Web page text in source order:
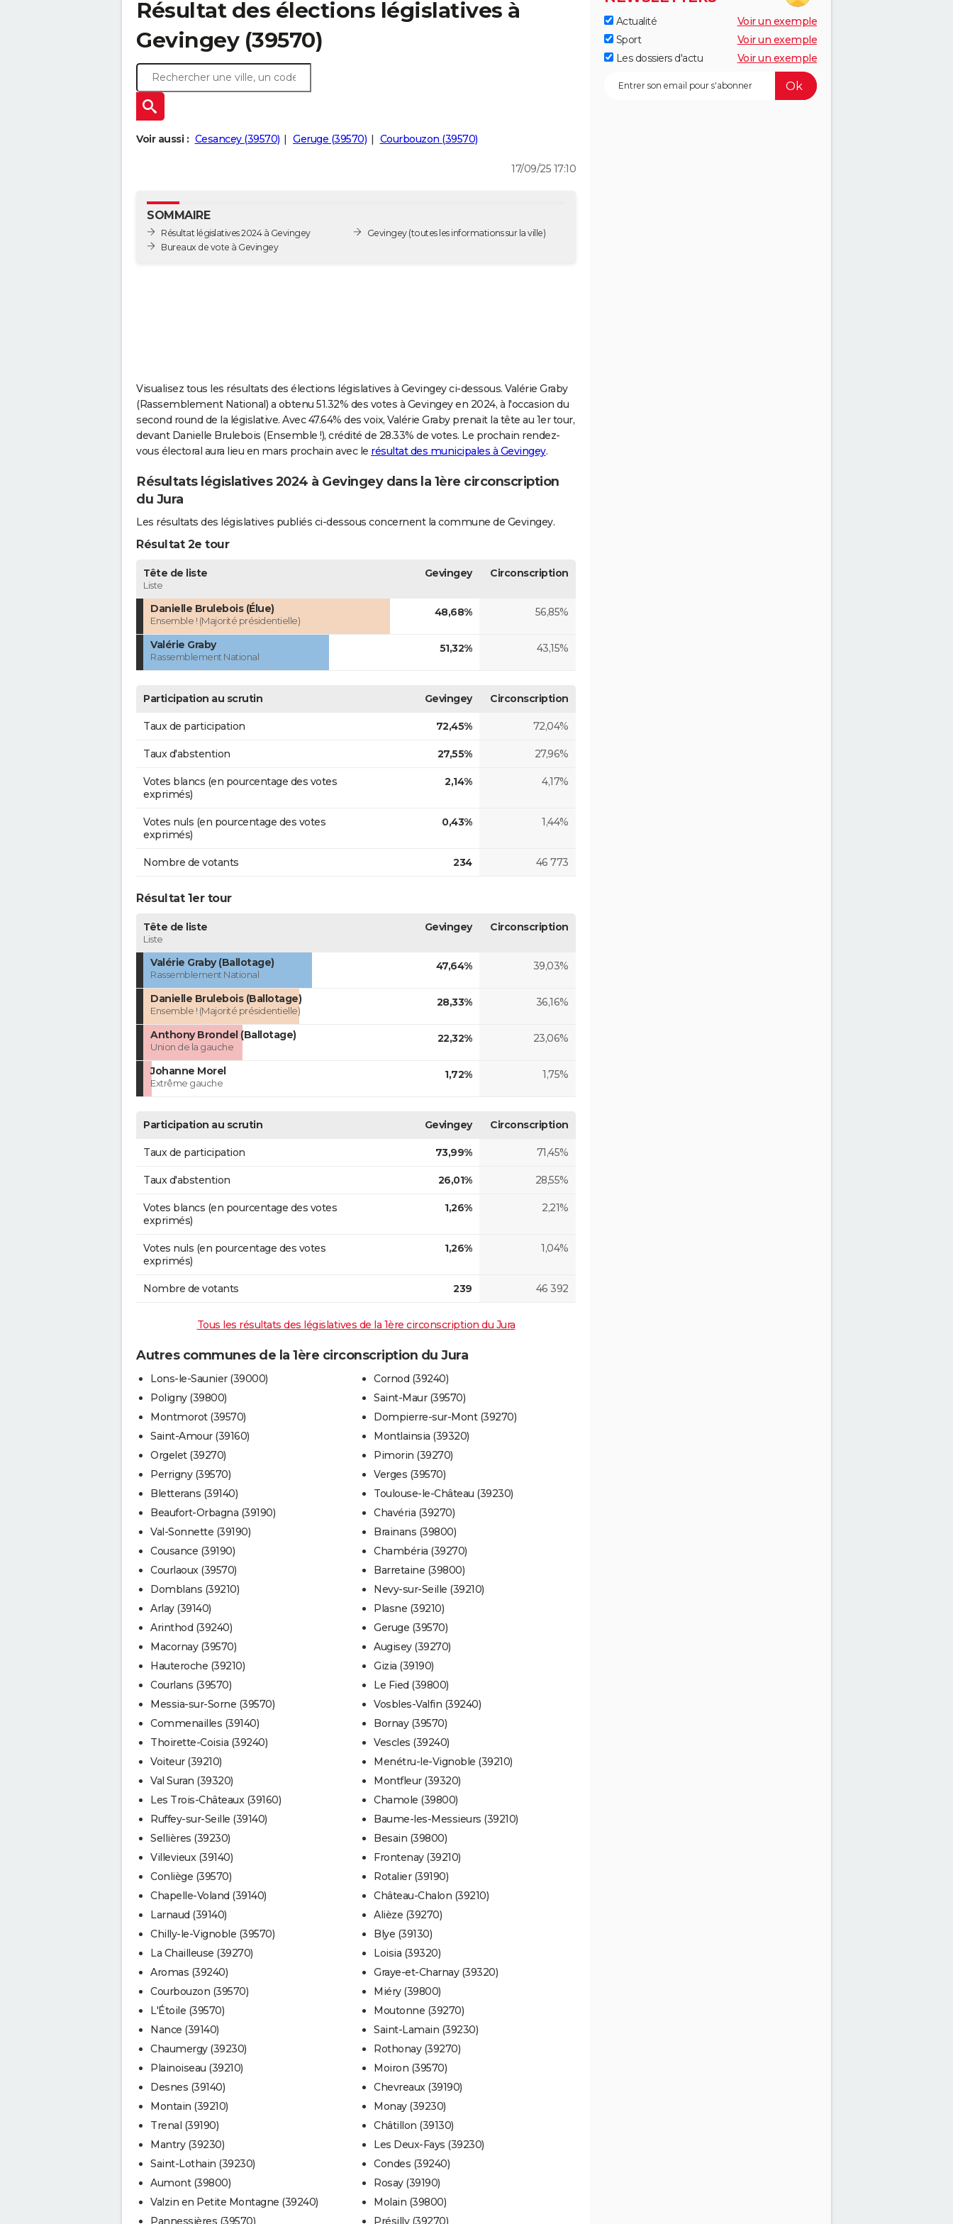
Résultat des élections législatives à
Gevingey (39570)
Voir aussi : Cesancey (39570) Geruge (39570) Courbouzon (39570)
17/09/25 17:10
SOMMAIRE
Résultat législatives 2024 à Gevingey
Bureaux de vote à Gevingey
Gevingey(toutes les informations sur la ville)
Visualisez tous les résultats des élections législatives à Gevingey ci-dessous. Valérie Graby
(Rassemblement National) a obtenu 51.32% des votes à Gevingey en 2024, à l'occasion du
second round de la législative. Avec 47.64% des voix, Valérie Graby prenait la tête au 1er tour,
devant Danielle Brulebois (Ensemble !), crédité de 28.33% de votes. Le prochain rendez-
vous électoral aura lieu en mars prochain avec le résultat des municipales à Gevingey.
Résultats législatives 2024 à Gevingey dans la 1ère circonscription
du Jura
Les résultats des législatives publiés ci-dessous concernent la commune de Gevingey.
Résultat 2e tour
Tête de liste
Liste
Gevingey Circonscription
Danielle Brulebois (Élue)
Ensemble ! (Majorité présidentielle)
48,68% 56,85%
Valérie Graby
Rassemblement National
51,32% 43,15%
Participation au scrutin Gevingey Circonscription
Taux de participation 72,45% 72,04%
Taux d'abstention 27,55% 27,96%
Votes blancs (en pourcentage des votes
exprimés)
2,14% 4,17%
Votes nuls (en pourcentage des votes
exprimés)
0,43% 1,44%
Nombre de votants 234 46 773
Résultat 1er tour
Tête de liste
Liste
Gevingey Circonscription
Valérie Graby (Ballotage)
Rassemblement National
47,64% 39,03%
Danielle Brulebois (Ballotage)
Ensemble ! (Majorité présidentielle)
28,33% 36,16%
Anthony Brondel (Ballotage)
Union de la gauche
22,32% 23,06%
Johanne Morel
Extrême gauche
1,72% 1,75%
Participation au scrutin Gevingey Circonscription
Taux de participation 73,99% 71,45%
Taux d'abstention 26,01% 28,55%
Votes blancs (en pourcentage des votes
exprimés)
1,26% 2,21%
Votes nuls (en pourcentage des votes
exprimés)
1,26% 1,04%
Nombre de votants 239 46 392
Tous les résultats des législatives de la 1ère circonscription du Jura
Autres communes de la 1ère circonscription du Jura
Lons-le-Saunier (39000)
Poligny (39800)
Montmorot (39570)
Saint-Amour (39160)
Orgelet (39270)
Perrigny (39570)
Bletterans (39140)
Beaufort-Orbagna (39190)
Val-Sonnette (39190)
Cousance (39190)
Courlaoux (39570)
Domblans (39210)
Arlay (39140)
Arinthod (39240)
Macornay (39570)
Hauteroche (39210)
Courlans (39570)
Messia-sur-Sorne (39570)
Commenailles (39140)
Thoirette-Coisia (39240)
Voiteur (39210)
Val Suran (39320)
Les Trois-Châteaux (39160)
Ruffey-sur-Seille (39140)
Sellières (39230)
Villevieux (39140)
Conliège (39570)
Chapelle-Voland (39140)
Larnaud (39140)
Chilly-le-Vignoble (39570)
La Chailleuse (39270)
Aromas (39240)
Courbouzon (39570)
L'Étoile (39570)
Nance (39140)
Chaumergy (39230)
Plainoiseau (39210)
Desnes (39140)
Montain (39210)
Trenal (39190)
Mantry (39230)
Saint-Lothain (39230)
Aumont (39800)
Valzin en Petite Montagne (39240)
Pannessières (39570)
Cornod (39240)
Saint-Maur (39570)
Dompierre-sur-Mont (39270)
Montlainsia (39320)
Pimorin (39270)
Verges (39570)
Toulouse-le-Château (39230)
Chavéria (39270)
Brainans (39800)
Chambéria (39270)
Barretaine (39800)
Nevy-sur-Seille (39210)
Plasne (39210)
Geruge (39570)
Augisey (39270)
Gizia (39190)
Le Fied (39800)
Vosbles-Valfin (39240)
Bornay (39570)
Vescles (39240)
Menétru-le-Vignoble (39210)
Montfleur (39320)
Chamole (39800)
Baume-les-Messieurs (39210)
Besain (39800)
Frontenay (39210)
Rotalier (39190)
Château-Chalon (39210)
Alièze (39270)
Blye (39130)
Loisia (39320)
Graye-et-Charnay (39320)
Miéry (39800)
Moutonne (39270)
Saint-Lamain (39230)
Rothonay (39270)
Moiron (39570)
Chevreaux (39190)
Monay (39230)
Châtillon (39130)
Les Deux-Fays (39230)
Condes (39240)
Rosay (39190)
Molain (39800)
Présilly (39270)
Actualité
Voir un exemple
Sport
Voir un exemple
Les dossiers d'actu
Voir un exemple